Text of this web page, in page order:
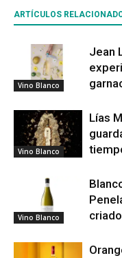
ARTÍCULOS
Vino Blanco
Jean
Vino Blanco
Lías
Vino Blanco